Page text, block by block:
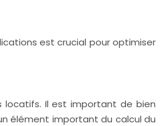
est crucial pour optimiser
locatifs. Il est important de bien
élément important du calcul du